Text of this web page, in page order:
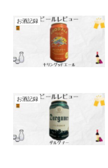
お酒記録
お酒記録